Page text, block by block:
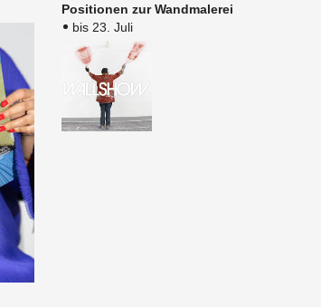
Po­si­tio­nen zur Wand­ma­le­rei
bis 23. Juli